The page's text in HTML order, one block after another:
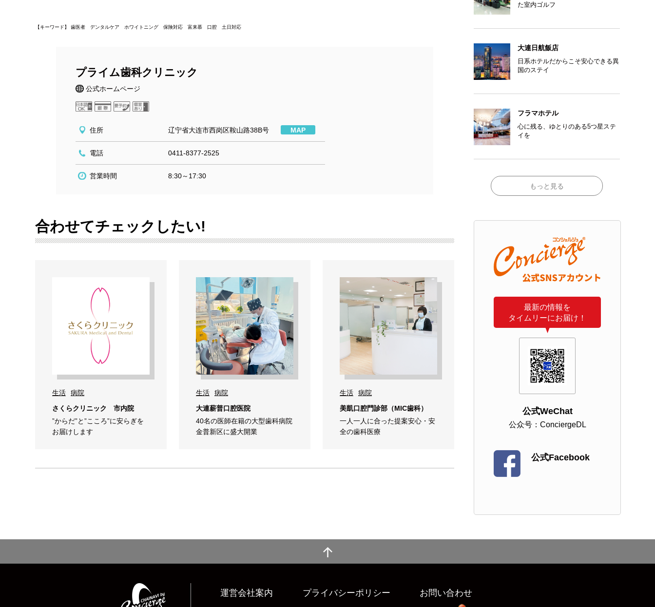
【キーワード】 歯医者 デンタルケア ホワイトニング 保険対応 富来慕 口腔 土日対応
プライム歯科クリニック
公式ホームページ
住所 辽宁省大连市西岗区鞍山路38B号 MAP
電話 0411-8377-2525
営業時間 8:30～17:30
合わせてチェックしたい!
生活
病院
さくらクリニック 市内院
”からだ”と”こころ”に安らぎを
お届けします
生活
病院
大連薪普口腔医院
40名の医師在籍の大型歯科病院
金普新区に盛大開業
生活
病院
美凱口腔門診部（MIC歯科）
一人一人に合った提案安心・安
全の歯科医療
た室内ゴルフ
大連日航飯店
日系ホテルだからこそ安心できる異
国のステイ
フラマホテル
心に残る、ゆとりのある5つ星ステ
イを
もっと見る
最新の情報を
タイムリーにお届け！
公式WeChat
公众号：ConciergeDL
公式Facebook
運営会社案内 プライバシーポリシー お問い合わせ